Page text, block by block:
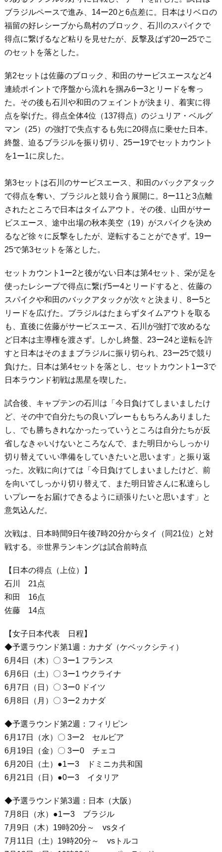
ブラジルペースで進み、14ー20と6点差に。日本はリベロの
福留の好レシーブから島村のブロック、石川のスパイクで
得点に繋げるなど粘りを見せたが、反撃及ばず20ー25でこ
のセットを落とした。
第2セットは佐藤のブロック、和田のサービスエースなど4
連続ポイントで序盤から流れを掴み6ー3とリードを奪っ
た。その後も石川や和田のフェイントが決まり、着実に得
点を挙げた。得点全体4位（137得点）のジュリア・ベルグ
マン（25）の強打で失点するも先に20得点に乗せた日本。
終盤、迫るブラジルを振り切り、25ー19でセットカウント
を1ー1に戻した。
第3セットは石川のサービスエース、和田のバックアタック
で得点を奪い、ブラジルと競り合う展開に。8ー11と3点離
されたところで日本はタイムアウト。その後、山田がサー
ビスエース、途中出場の秋本美空（19）がスパイクを決め
るなど徐々に反撃をしたが、逆転することができず。19ー
25で第3セットを落とした。
セットカウント1ー2と後がない日本は第4セット、栄が足を
使ったレシーブで得点に繋げ5ー4とリードすると、佐藤の
スパイクや和田のバックアタックが次々と決まり、8ー5と
リードを広げた。ブラジルはたまらずタイムアウトを取る
も、直後に佐藤がサービスエース、石川が強打で攻めるな
ど日本は主導権を渡さず。しかし終盤、23ー24と逆転を許
すと日本はそのままブラジルに振り切られ、23ー25で競り
負けた。日本は第4セットを落とし、セットカウント1ー3で
日本ラウンド初戦は黒星を喫した。
試合後、キャプテンの石川は「今日負けてしまいましたけ
ど、その中で自分たちの良いプレーももちろんありました
し、でも勝ちきれなかったっていうところは自分たちが反
省しなきゃいけないところなんで、また明日からしっかり
切り替えていい準備をしていきたいと思います」と振り返
った。次戦に向けては「今日負けてしまいましたけど、前
を向いてしっかり切り替えて、また明日皆さんに私達らし
いプレーをお届けできるように頑張りたいと思います」と
意気込んだ。
次戦は、日本時間9日午後7時20分からタイ（同21位）と対
戦する。※世界ランキングは試合前時点
【日本の得点（上位）】
石川 21点
和田 16点
佐藤 14点
【女子日本代表 日程】
◆予選ラウンド第1週：カナダ（ケベックシティ）
6月4日（木）〇 3ー1 フランス
6月6日（土）〇 3ー1 ウクライナ
6月7日（日）〇 3ー0 ドイツ
6月8日（月）〇 3ー2 カナダ
◆予選ラウンド第2週：フィリピン
6月17日（水）〇 3ー2 セルビア
6月19日（金）〇 3ー0 チェコ
6月20日（土）●1ー3 ドミニカ共和国
6月21日（日）●0ー3 イタリア
◆予選ラウンド第3週：日本（大阪）
7月8日（水）●1ー3 ブラジル
7月9日（木）19時20分～ vsタイ
7月11日（土）19時20分～ vsトルコ